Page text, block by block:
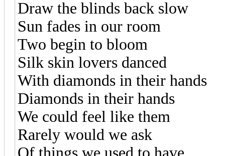
Draw the blinds back slow
Sun fades in our room
Two begin to bloom
Silk skin lovers danced
With diamonds in their hands
Diamonds in their hands
We could feel like them
Rarely would we ask